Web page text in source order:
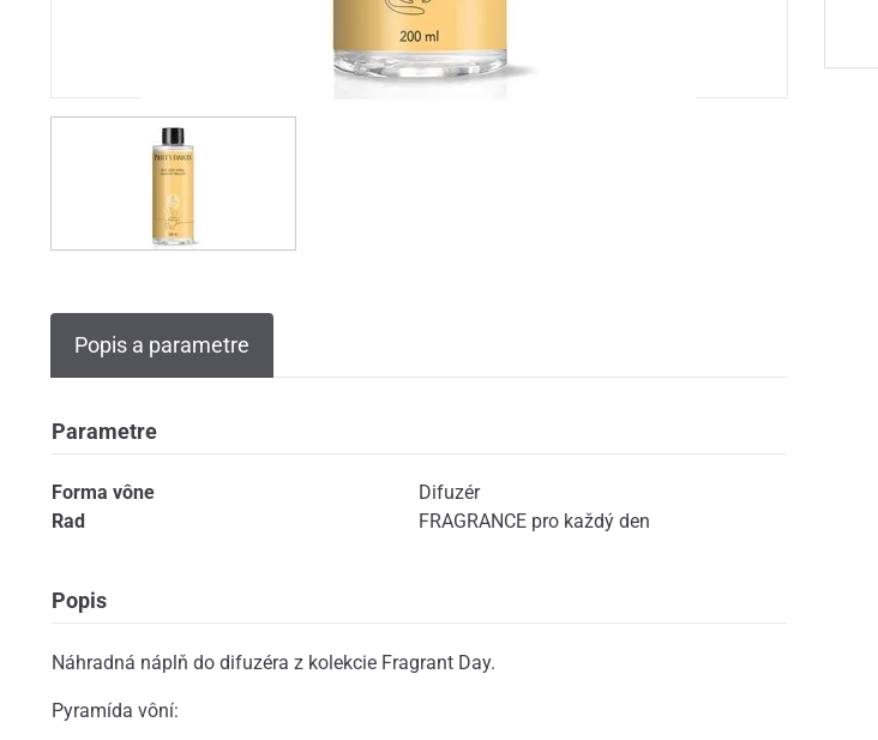
Popis a parametre
Parametre
Forma vône
Difuzér
Rad
FRAGRANCE pro každý den
Popis
Náhradná náplň do difuzéra z kolekcie Fragrant Day.
Pyramída vôní: